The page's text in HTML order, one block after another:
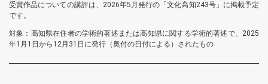
受賞作品についての講評は、2026年5月発行の「文化高知243号」に掲載予定
です。
対象：高知県在住者の学術的著述または高知県に関する学術的著述で、2025
年1月1日から12月31日に発行（奥付の日付による）されたもの